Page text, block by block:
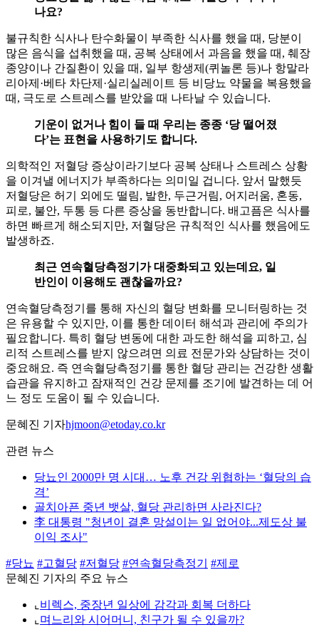
나요?
불규칙한 식사나 탄수화물이 부족한 식사를 했을 때, 당분이
많은 음식을 섭취했을 때, 공복 상태에서 과음을 했을 때, 췌장
종양이나 간질환이 있을 때, 일부 항생제(퀴놀론 등)나 항말라
리아제·베타 차단제·실리실레이트 등 비당뇨 약물을 복용했을
때, 극도로 스트레스를 받았을 때 나타날 수 있습니다.
기운이 없거나 힘이 들 때 우리는 종종 ‘당 떨어졌
다’는 표현을 사용하기도 합니다.
의학적인 저혈당 증상이라기보다 공복 상태나 스트레스 상황
을 이겨낼 에너지가 부족하다는 의미일 겁니다. 앞서 말했듯
저혈당은 허기 외에도 떨림, 발한, 두근거림, 어지러움, 혼동,
피로, 불안, 두통 등 다른 증상을 동반합니다. 배고픔은 식사를
하면 빠르게 해소되지만, 저혈당은 규칙적인 식사를 했음에도
발생하죠.
최근 연속혈당측정기가 대중화되고 있는데요, 일
반인이 이용해도 괜찮을까요?
연속혈당측정기를 통해 자신의 혈당 변화를 모니터링하는 것
은 유용할 수 있지만, 이를 통한 데이터 해석과 관리에 주의가
필요합니다. 특히 혈당 변동에 대한 과도한 해석을 피하고, 심
리적 스트레스를 받지 않으려면 의료 전문가와 상담하는 것이
중요해요. 즉 연속혈당측정기를 통한 혈당 관리는 건강한 생활
습관을 유지하고 잠재적인 건강 문제를 조기에 발견하는 데 어
느 정도 도움이 될 수 있습니다.
문혜진 기자hjmoon@etoday.co.kr
관련 뉴스
당뇨인 2000만 명 시대… 노후 건강 위협하는 ‘혈당의 습
격’
골치아픈 중년 뱃살, 혈당 관리하면 사라진다?
李 대통령 "청년이 결혼 망설이는 일 없어야...제도상 불
이익 조사"
#당뇨 #고혈당 #저혈당 #연속혈당측정기
#제로
문혜진 기자의 주요 뉴스
⌞ 비렉스, 중장년 일상에 감각과 회복 더하다
⌞ 며느리와 시어머니, 친구가 될 수 있을까?